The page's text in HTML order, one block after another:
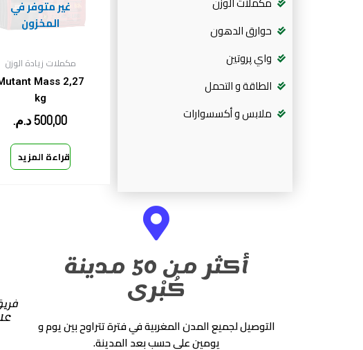
حوارق الدهون
واي پروتين
الطاقة و التحمل
ملابس و أكسسوارات
غير متوفر في
المخزون
مكملات زيادة الوزن
Mass 2,27
kg
500,00د.م.
قراءة المزيد
أكثر من 50 مدينة
كُبْرى
التوصيل لجميع المدن المغربية في فترة تتراوح بين يوم و
يومين على حسب بعد المدينة.